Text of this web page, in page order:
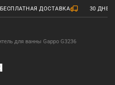
БЕСПЛАТНАЯ ДОСТАВКА 30
для ванны Gappo G3236